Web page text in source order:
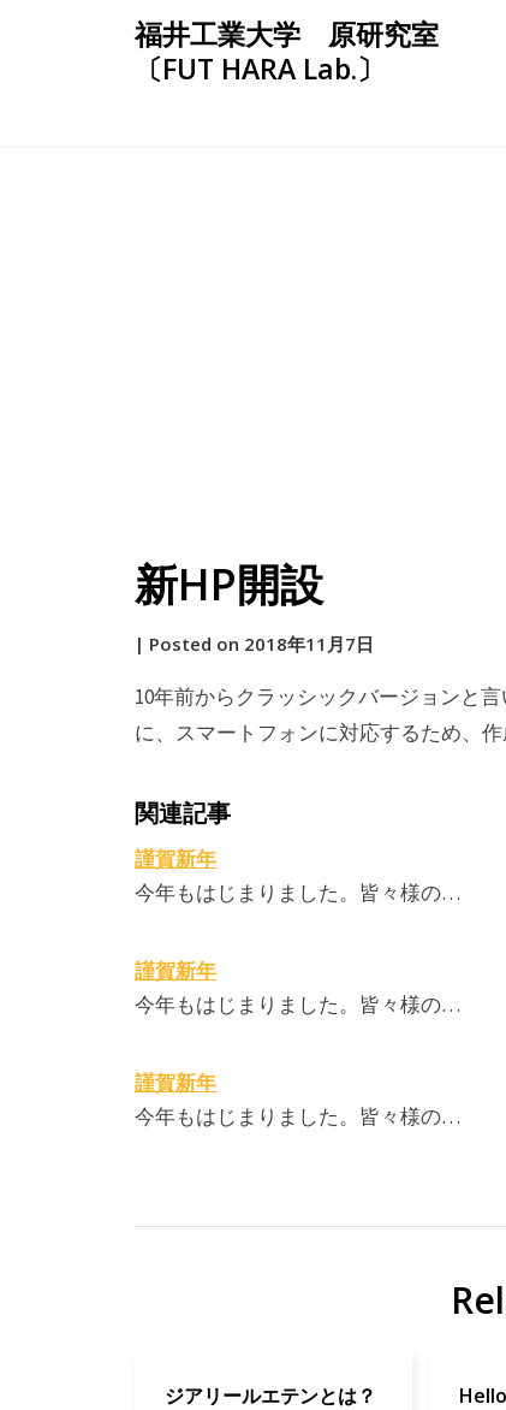
福井工業大学 原研究室
〔FUT HARA Lab.〕
新HP開設
by
| Posted on 2018年11月7日
10年前からクラッシックバージョンと
に、スマートフォンに対応するため、
関連記事
謹賀新年
今年もはじまりました。皆々様の…
謹賀新年
今年もはじまりました。皆々様の…
謹賀新年
今年もはじまりました。皆々様の…
ジアリールエテンとは？